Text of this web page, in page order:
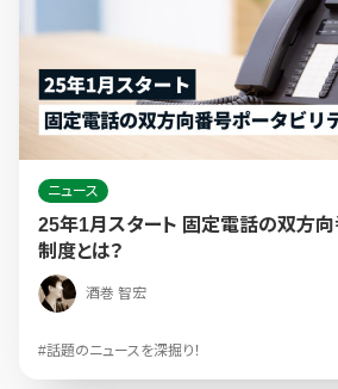
ニュース
25年1月スタート 固定電話の双方向
制度とは？
酒巻 智宏
#話題のニュースを深掘り！